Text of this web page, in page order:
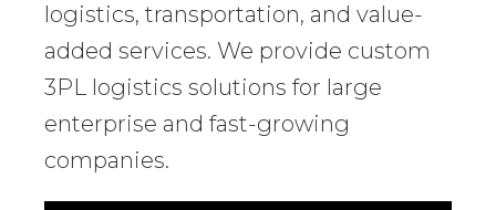
logistics, transportation, and value-
added services. We provide custom
3PL logistics solutions for large
enterprise and fast-growing
companies.